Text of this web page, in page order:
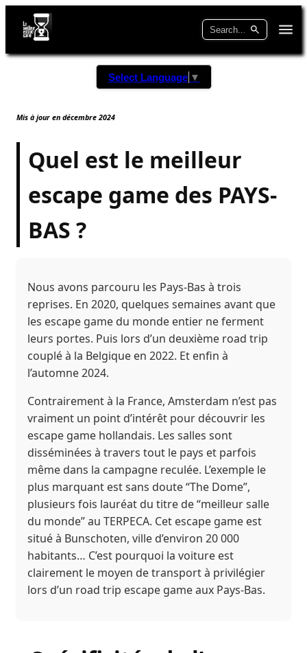
Select Language ▼
Mis à jour en décembre 2024
Quel est le meilleur
escape game des PAYS-
BAS ?
Nous avons parcouru les Pays-Bas à trois
reprises. En 2020, quelques semaines avant que
les escape game du monde entier ne ferment
leurs portes. Puis lors d’un deuxième road trip
couplé à la Belgique en 2022. Et enfin à
l’automne 2024.
Contrairement à la France, Amsterdam n’est pas
vraiment un point d’intérêt pour découvrir les
escape game hollandais. Les salles sont
disséminées à travers tout le pays et parfois
même dans la campagne reculée. L’exemple le
plus marquant est sans doute “The Dome”,
plusieurs fois lauréat du titre de “meilleur salle
du monde” au TERPECA. Cet escape game est
situé à Bunschoten, ville d’environ 20 000
habitants… C’est pourquoi la voiture est
clairement le moyen de transport à privilégier
lors d’un road trip escape game aux Pays-Bas.